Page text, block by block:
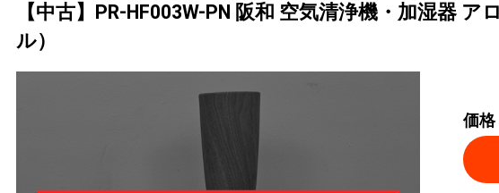
【中古】PR-HF003W-PN 阪和 空気清浄機・加湿器
ル）
価格